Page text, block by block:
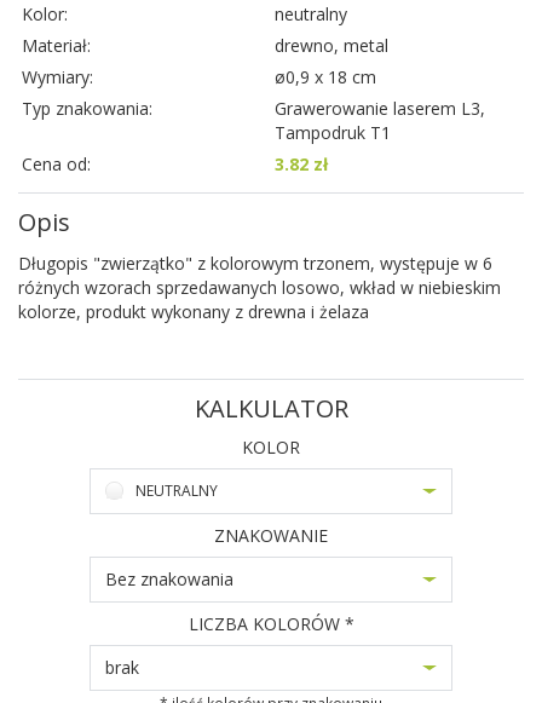
Kolor:
neutralny
Materiał:
drewno, metal
Wymiary:
ø0,9 x 18 cm
Typ znakowania:
Grawerowanie laserem L3,
Tampodruk T1
Cena od:
3.82 zł
Opis
Długopis "zwierzątko" z kolorowym trzonem, występuje w 6
różnych wzorach sprzedawanych losowo, wkład w niebieskim
kolorze, produkt wykonany z drewna i żelaza
KALKULATOR
KOLOR
NEUTRALNY
ZNAKOWANIE
Bez znakowania
LICZBA KOLORÓW *
brak